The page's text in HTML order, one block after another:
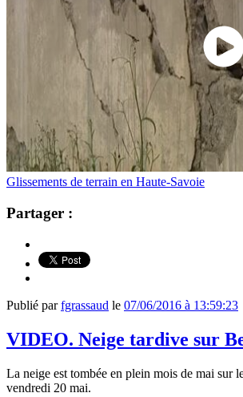
Glissements de terrain en Haute-Savoie
Partager :
Publié parfgrassaud le 07/06/2016 à 13:59:23
VIDEO. Neige tardive sur
La neige est tombée en plein mois de mai sur
vendredi 20 mai.